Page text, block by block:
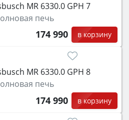
MR 6330.0 GPH 7
печь
174 990 в корзину
MR 6330.0 GPH 8
печь
174 990 в корзину